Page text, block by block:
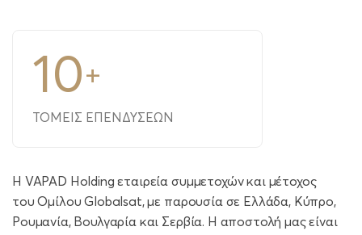
10+
ΤΟΜΕΙΣ ΕΠΕΝΔΥΣΕΩΝ
H VAPAD Holding εταιρεία συμμετοχών και μέτοχος
του Ομίλου Globalsat, με παρουσία σε Ελλάδα, Κύπρο,
Ρουμανία, Βουλγαρία και Σερβία. Η αποστολή μας είναι